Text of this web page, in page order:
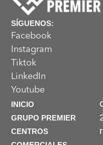
SÍGUENOS:
Facebook
Instagram
Tiktok
LinkedIn
Youtube
INICIO
GRUPO PREMIER
CENTROS